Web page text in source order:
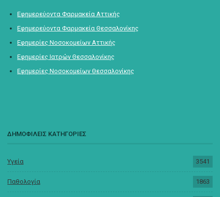
Εφημερεύοντα Φαρμακεία Αττικής
Εφημερεύοντα Φαρμακεία Θεσσαλονίκης
Εφημερίες Νοσοκομείων Αττικής
Εφημερίες Ιατρών Θεσσαλονίκης
Εφημερίες Νοσοκομείων Θεσσαλονίκης
ΔΗΜΟΦΙΛΕΙΣ ΚΑΤΗΓΟΡΙΕΣ
Υγεία 3541
Παθολογία 1863